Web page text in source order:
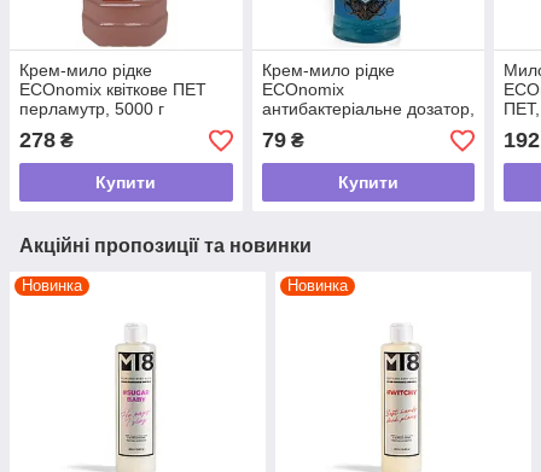
Крем-мило рідке
ECOnomix квіткове ПЕТ
перламутр, 5000 г
278 ₴
Купити
Крем-мило рідке
ECOnomix
антибактеріальне дозатор,
500 г
79₴
Купити
192
Акційні пропозиції та новинки
Новинка Новинка